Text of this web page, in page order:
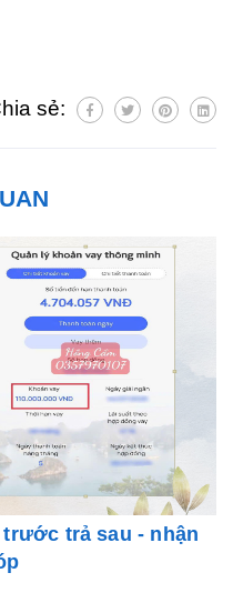
sẻ:
trả sau - nhận